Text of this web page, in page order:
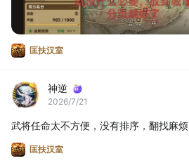
匡扶汉室
神逆
2026/7/21
武将任命太不方便，没有排序，翻找麻烦
匡扶汉室